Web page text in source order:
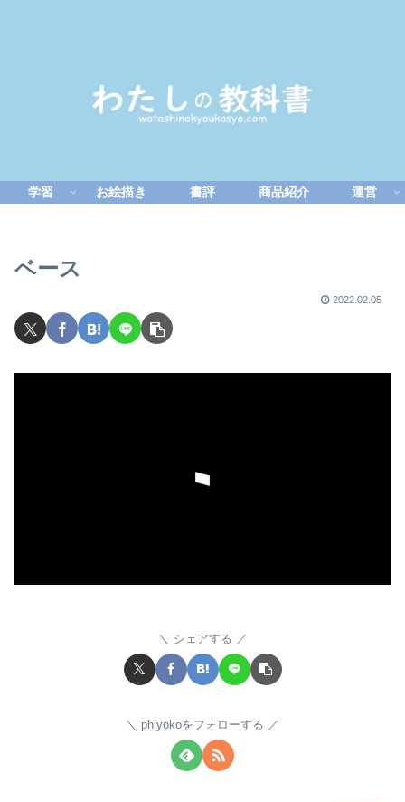
学習 お絵描き 書評 商品紹介 運営
ベース
2022.02.05
シェアする
phiyokoをフォローする